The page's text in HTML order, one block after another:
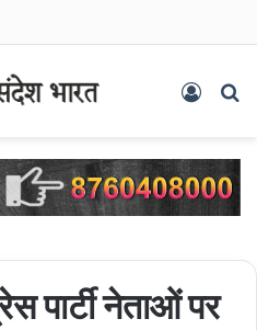
Log In
पार्टी नेताओं पर